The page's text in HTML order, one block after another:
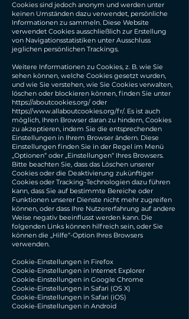
Cookies sind jedoch anonym und werden unter
keinen Umständen dazu verwendet, persönliche
Informationen zu sammeln. Diese Website
verwendet Cookies ausschließlich zur Erstellung
von Navigationsstatistiken unter Ausschluss
jeglichen persönlichen Trackings.
Weitere Informationen zu Cookies, z. B. wie Sie
sehen können, welche Cookies gesetzt wurden,
und wie Sie verstehen, wie Sie Cookies verwalten,
löschen oder blockieren können, finden Sie unter
https://aboutcookies.org/ oder
https://www.allaboutcookies.org/fr/. Es ist auch
möglich, Ihren Browser daran zu hindern, Cookies
zu akzeptieren, indem Sie die entsprechenden
Einstellungen in Ihrem Browser ändern. Diese
Einstellungen finden Sie in der Regel im Menü
„Optionen“ oder „Einstellungen“ Ihres Browsers.
Bitte beachten Sie, dass das Löschen unserer
Cookies oder die Deaktivierung zukünftiger
Cookies oder Tracking-Technologien dazu führen
kann, dass Sie auf bestimmte Bereiche oder
Funktionen unserer Dienste nicht mehr zugreifen
können, oder dass Ihre Nutzererfahrung auf andere
Weise negativ beeinflusst werden kann. Die
folgenden Links können hilfreich sein, oder Sie
können die „Hilfe“-Option Ihres Browsers
verwenden.
Cookie-Einstellungen in Firefox
Cookie-Einstellungen in Internet Explorer
Cookie-Einstellungen in Google Chrome
Cookie-Einstellungen in Safari (OS X)
Cookie-Einstellungen in Safari (iOS)
Cookie-Einstellungen in Android